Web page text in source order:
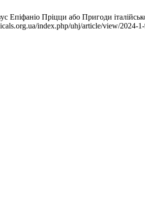
Епіфаніо Пріцци або Пригоди
index.php/uhj/article/view/2024-